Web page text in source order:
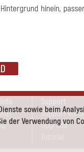
sowie beim
der Verwendung von
hinein,
Support
Upgrade